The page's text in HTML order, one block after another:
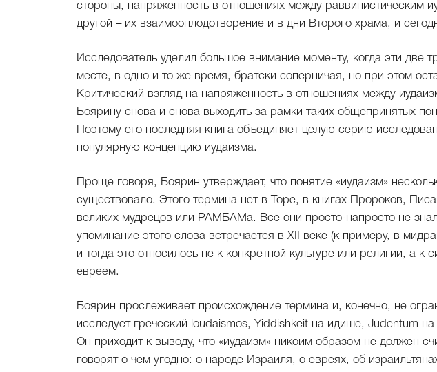
стороны, напряженность в отношениях между раввинистическим
другой – их взаимооплодотворение и в дни Второго храма, и
Исследователь уделил большое внимание моменту, когда эти две
месте, в одно и то же время, братски соперничая, но при этом
Критический взгляд на напряженность в отношениях между
Боярину снова и снова выходить за рамки таких общепринятых
Поэтому его последняя книга объединяет целую серию
популярную концепцию иудаизма.
Проще говоря, Боярин утверждает, что понятие «иудаизм»
существовало. Этого термина нет в Торе, в книгах Пророков,
великих мудрецов или РАМБАМа. Все они просто-напросто не
упоминание этого слова встречается в XII веке (к примеру, в
и тогда это относилось не к конкретной культуре или религии, а к
евреем.
Боярин прослеживает происхождение термина и, конечно, не
исследует греческий loudaismos, Yiddishkeit на идише, Judentum
Он приходит к выводу, что «иудаизм» никоим образом не должен
говорят о чем угодно: о народе Израиля, о евреях, об